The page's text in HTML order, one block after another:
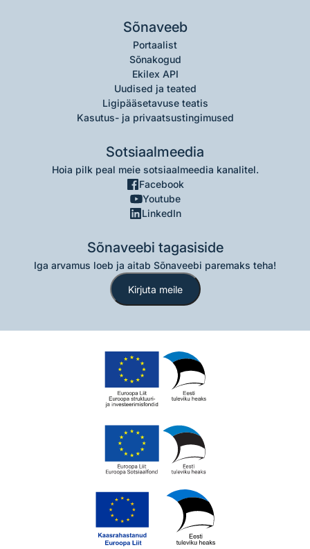
Sõnaveeb
Portaalist
Sõnakogud
Ekilex API
Uudised ja teated
Ligipääsetavuse teatis
Kasutus- ja privaatsustingimused
Sotsiaalmeedia
Hoia pilk peal meie sotsiaalmeedia kanalitel.
Facebook
Youtube
LinkedIn
Sõnaveebi tagasiside
Iga arvamus loeb ja aitab Sõnaveebi paremaks teha!
Kirjuta meile